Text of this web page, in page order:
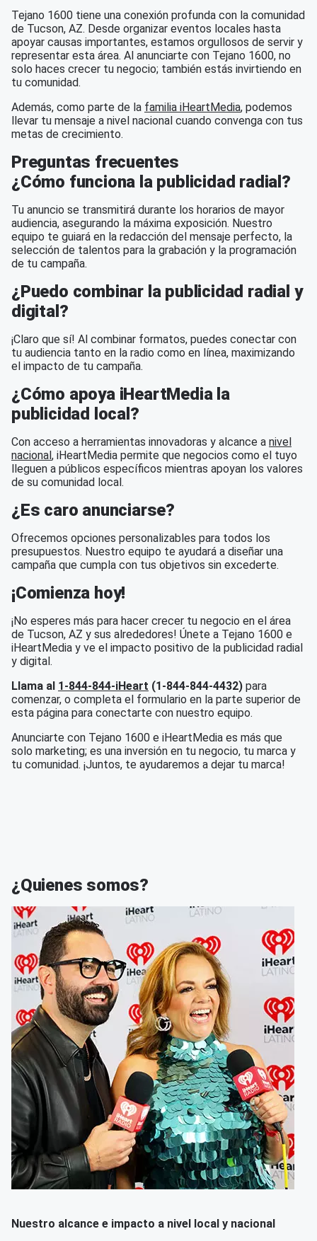
Tejano 1600 tiene una conexión profunda con la comunidad
de Tucson, AZ. Desde organizar eventos locales hasta
apoyar causas importantes, estamos orgullosos de servir y
representar esta área. Al anunciarte con Tejano 1600, no
solo haces crecer tu negocio; también estás invirtiendo en
tu comunidad.
Además, como parte de la familia iHeartMedia, podemos
llevar tu mensaje a nivel nacional cuando convenga con tus
metas de crecimiento.
Preguntas frecuentes
¿Cómo funciona la publicidad radial?
Tu anuncio se transmitirá durante los horarios de mayor
audiencia, asegurando la máxima exposición. Nuestro
equipo te guiará en la redacción del mensaje perfecto, la
selección de talentos para la grabación y la programación
de tu campaña.
¿Puedo combinar la publicidad radial y
digital?
¡Claro que sí! Al combinar formatos, puedes conectar con
tu audiencia tanto en la radio como en línea, maximizando
el impacto de tu campaña.
¿Cómo apoya iHeartMedia la
publicidad local?
Con acceso a herramientas innovadoras y alcance a nivel
nacional, iHeartMedia permite que negocios como el tuyo
lleguen a públicos específicos mientras apoyan los valores
de su comunidad local.
¿Es caro anunciarse?
Ofrecemos opciones personalizables para todos los
presupuestos. Nuestro equipo te ayudará a diseñar una
campaña que cumpla con tus objetivos sin excederte.
¡Comienza hoy!
¡No esperes más para hacer crecer tu negocio en el área
de Tucson, AZ y sus alrededores! Únete a Tejano 1600 e
iHeartMedia y ve el impacto positivo de la publicidad radial
y digital.
Llama al 1-844-844-iHeart (1-844-844-4432) para
comenzar, o completa el formulario en la parte superior de
esta página para conectarte con nuestro equipo.
Anunciarte con Tejano 1600 e iHeartMedia es más que
solo marketing; es una inversión en tu negocio, tu marca y
tu comunidad. ¡Juntos, te ayudaremos a dejar tu marca!
¿Quienes somos?
Nuestro alcance e impacto a nivel local y nacional